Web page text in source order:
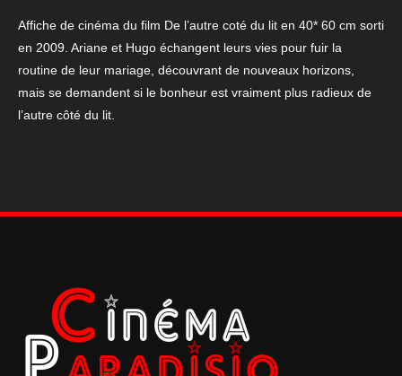
De
l'autre
coté
du
lit
cm
Affiche de cinéma du film De l’autre coté du lit en 40* 60 cm sorti
en 2009. Ariane et Hugo échangent leurs vies pour fuir la
routine de leur mariage, découvrant de nouveaux horizons,
mais se demandent si le bonheur est vraiment plus radieux de
l’autre côté du lit.